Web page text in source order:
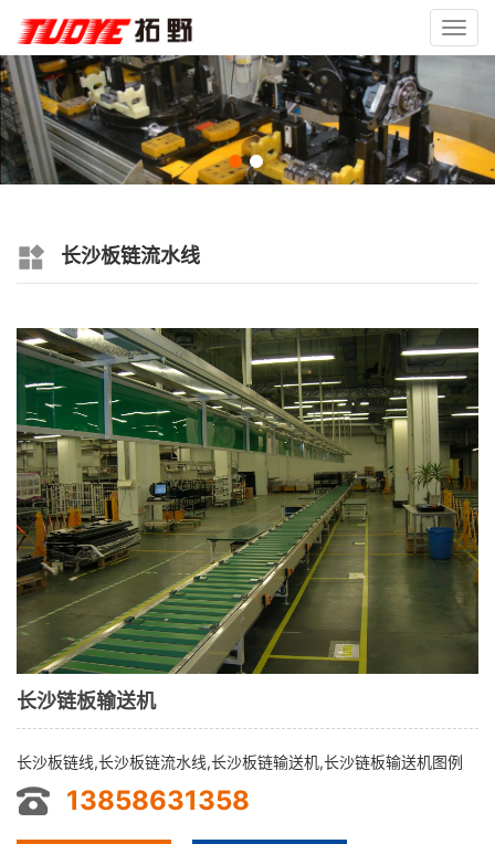
长沙板链流水线
长沙链板输送机
长沙板链线,长沙板链流水线,长沙板链输送机,长沙链板输送机图例
13858631358